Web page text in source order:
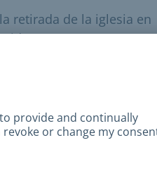
retirada de la iglesia en
años, los progenitores
tenga la custodia
exclusiva, le rogamos
a partir de 12 años